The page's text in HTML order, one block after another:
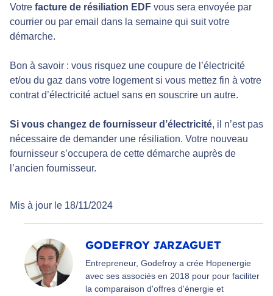
Votre facture de résiliation EDF vous sera envoyée par
courrier ou par email dans la semaine qui suit votre
démarche.
Bon à savoir : vous risquez une coupure de l’électricité
et/ou du gaz dans votre logement si vous mettez fin à votre
contrat d’électricité actuel sans en souscrire un autre.
Si vous changez de fournisseur d’électricité, il n’est pas
nécessaire de demander une résiliation. Votre nouveau
fournisseur s’occupera de cette démarche auprès de
l’ancien fournisseur.
Mis à jour le 18/11/2024
GODEFROY JARZAGUET
Entrepreneur, Godefroy a crée Hopenergie
avec ses associés en 2018 pour pour faciliter
la comparaison d'offres d'énergie et